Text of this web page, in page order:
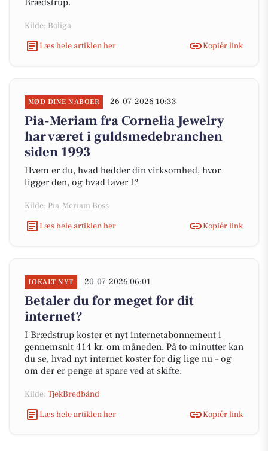
Brædstrup.
Kilde: Boliga
Læs hele artiklen her
Kopiér link
MØD DINE NABOER 26-07-2026 10:33
Pia-Meriam fra Cornelia Jewelry
har været i guldsmedebranchen
siden 1993
Hvem er du, hvad hedder din virksomhed, hvor
ligger den, og hvad laver I?
Kilde: Pia-Meriam Boss
Læs hele artiklen her
Kopiér link
LOKALT NYT 20-07-2026 06:01
Betaler du for meget for dit
internet?
I Brædstrup koster et nyt internetabonnement i
gennemsnit 414 kr. om måneden. På to minutter kan
du se, hvad nyt internet koster for dig lige nu – og
om der er penge at spare ved at skifte.
Kilde: TjekBredbånd
Læs hele artiklen her
Kopiér link